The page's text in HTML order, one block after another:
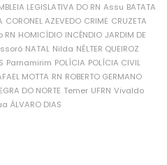
LEGISLATIVA DO RN Assu BATATA
CORONEL AZEVEDO CRIME CRUZETA
RN HOMICÍDIO INCÊNDIO JARDIM DE
NATAL Nilda NÉLTER QUEIROZ
Parnamirim POLÍCIA POLÍCIA CIVIL
MOTTA RN ROBERTO GERMANO
DO NORTE Temer UFRN Vivaldo
ÁLVARO DIAS